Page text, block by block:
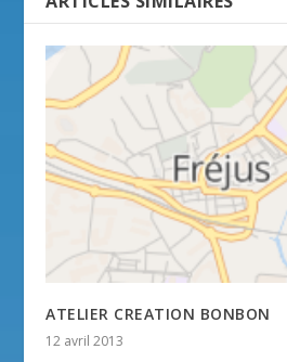
ATELIER CREATION BONBON
12 avril 2013